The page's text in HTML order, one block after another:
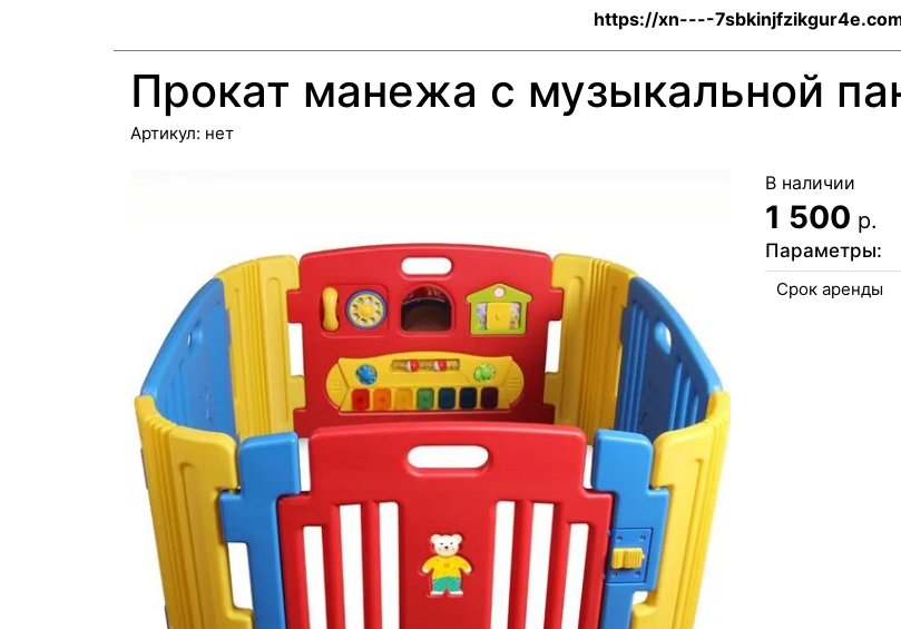
https://xn----
Прокат манежа с музыкальной
Артикул: нет
В наличии
1 500 р.
Параметры:
Срок аренды